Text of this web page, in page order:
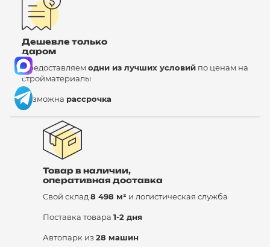
Дешевле только
даром
Предоставляем одни из лучших условий по ценам на
стройматериалы
Возможна рассрочка
Товар в наличии,
оперативная доставка
Свой склад 8 498 м² и логистическая служба
Поставка товара 1-2 дня
Автопарк из 28 машин